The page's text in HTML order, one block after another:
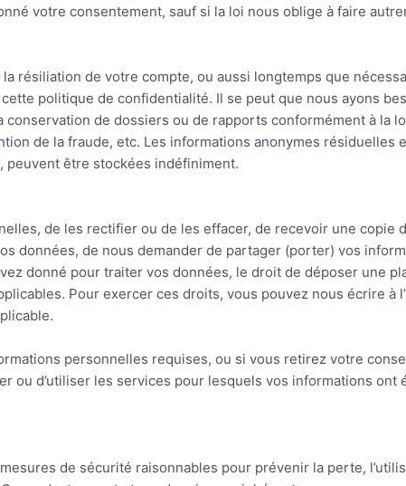
votre consentement, sauf si la loi nous oblige à faire
résiliation de votre compte, ou aussi longtemps que
politique de confidentialité. Il se peut que nous ayons
de dossiers ou de rapports conformément à la
de la fraude, etc. Les informations anonymes résiduelles
être stockées indéfiniment.
de les rectifier ou de les effacer, de recevoir une copie
données, de nous demander de partager (porter) vos
donné pour traiter vos données, le droit de déposer une
Pour exercer ces droits, vous pouvez nous écrire à
personnelles requises, ou si vous retirez votre
ou d’utiliser les services pour lesquels vos informations ont
de sécurité raisonnables pour prévenir la perte,